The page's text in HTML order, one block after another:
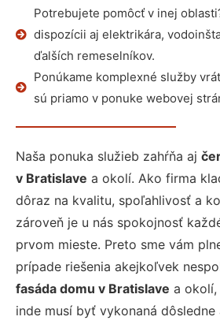
Potrebujete pomôcť v inej
dispozícii aj elektrikára,
ďalších remeselníkov.
Ponúkame komplexné služby
sú priamo v ponuke webovej
Naša ponuka služieb zahŕňa aj
v Bratislave a okolí. Ako firma
dôraz na kvalitu, spoľahlivosť a
zároveň je u nás spokojnosť
prvom mieste. Preto sme vám
prípade riešenia akejkoľvek
fasáda domu v Bratislave a
inde musí byť vykonaná